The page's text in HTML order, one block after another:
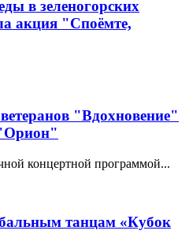
в зеленогорских
акция "Споёмте,
"Вдохновение"
концертной программой...
танцам «Кубок